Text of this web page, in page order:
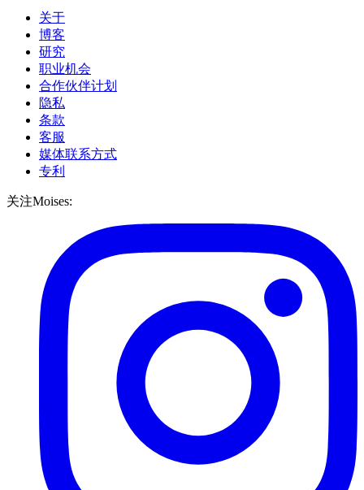
关于
博客
研究
职业机会
合作伙伴计划
隐私
条款
客服
媒体联系方式
专利
关注Moises: